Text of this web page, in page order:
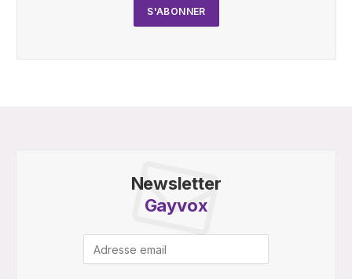
Newsletter
Gayvox